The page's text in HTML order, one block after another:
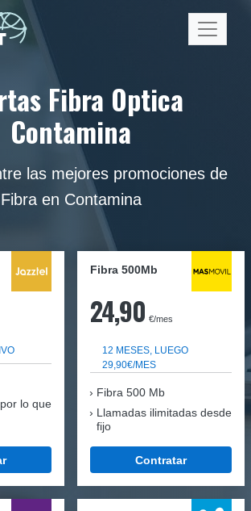
Fibra Optica
Contamina
las mejores promociones de
Fibra en Contamina
lo que
Fibra 500Mb
24,90 €/mes
12 MESES, LUEGO
29,90€/MES
Fibra 500 Mb
Llamadas ilimitadas desde
fijo
Contratar